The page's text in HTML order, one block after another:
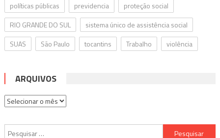
políticas públicas
previdencia
proteção social
RIO GRANDE DO SUL
sistema único de assistência social
SUAS
São Paulo tocantins Trabalho violência
ARQUIVOS
Arquivos
Pesquisar